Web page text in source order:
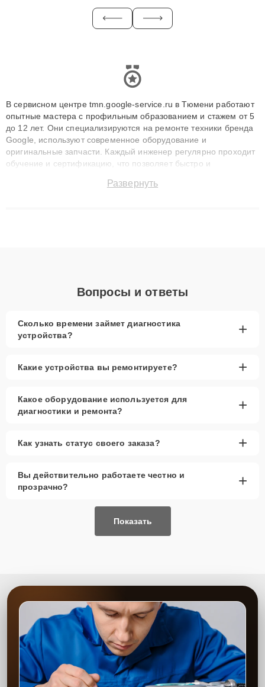
В сервисном центре tmn.google-service.ru в Тюмени работают
опытные мастера с профильным образованием и стажем от 5
до 12 лет. Они специализируются на ремонте техники бренда
Google, используют современное оборудование и
оригинальные запчасти. Каждый инженер регулярно проходит
обучение и сертификацию, что позволяет быстро и
сохранением гарантии до 3 лет. Наши мастера решают
Развернуть
Вопросы и ответы
Сколько времени займет диагностика
устройства?
+
Какие устройства вы ремонтируете? +
Какое оборудование используется для
диагностики и ремонта?
+
Как узнать статус своего заказа? +
Вы действительно работаете честно и
прозрачно?
+
Показать